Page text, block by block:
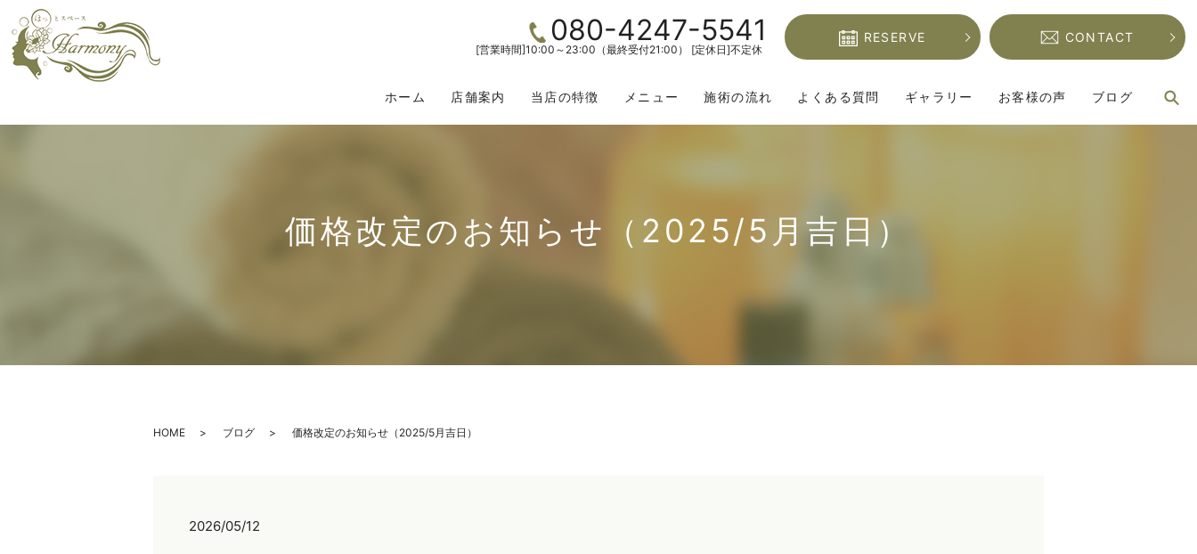
080-4247-5541
[営業時間]10:00～23:00（最終受付21:00） [定休日]不定休
RESERVE CONTACT
ホーム 店舗案内 当店の特徴 メニュー 施術の流れ よくある質問 ギャラリー お客様の声 ブログ
価格改定のお知らせ（2025/5月吉日）
HOME ブログ 価格改定のお知らせ（2025/5月吉日）
2026/05/12